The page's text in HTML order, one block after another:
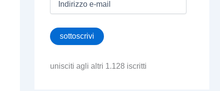
r
z
sottoscrivi
unisciti agli altri 1.128 iscritti